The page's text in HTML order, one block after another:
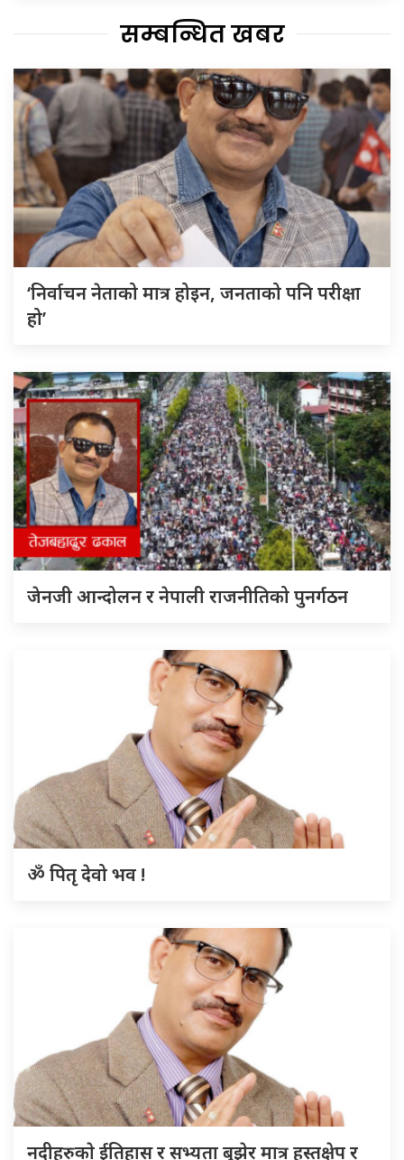
सम्बन्धित खबर
‘निर्वाचन नेताको मात्र होइन, जनताको पनि परीक्षा
हो’
जेनजी आन्दोलन र नेपाली राजनीतिको पुनर्गठन
ॐ पितृ देवो भव !
नदीहरुकाे ईतिहास र सभ्यता बुझेर मात्र हस्तक्षेप र